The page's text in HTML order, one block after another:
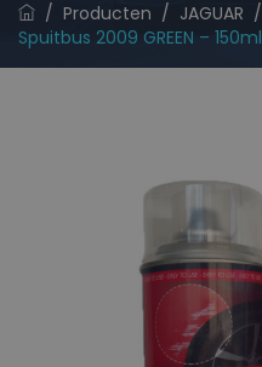
/ Producten / JAGUAR /
Spuitbus 2009 GREEN – 150ml